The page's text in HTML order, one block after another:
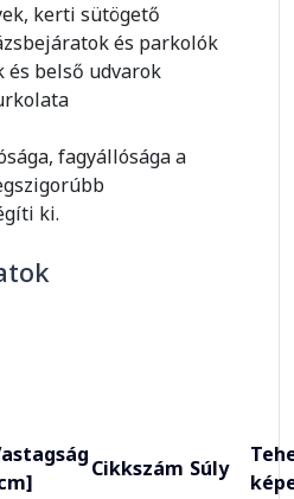
kerti sütögető
és parkolók
és belső udvarok
fagyállósága a
ki.
Cikkszám Súly